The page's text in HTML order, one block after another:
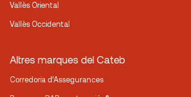
Vallès Oriental
Vallès Occidental
Altres marques del Cateb
Corredoria d’Assegurances